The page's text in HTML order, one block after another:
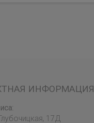
ИНФОРМАЦИЯ
17Д